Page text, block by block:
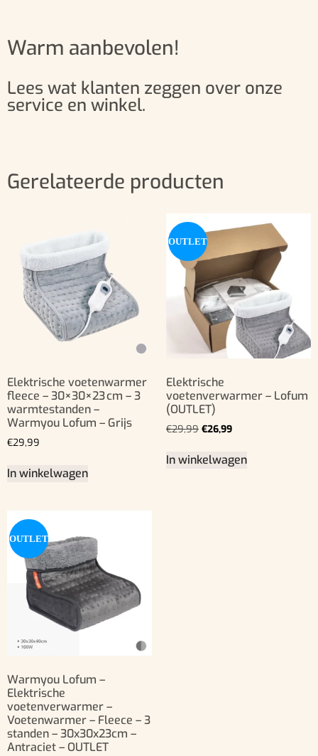
Warm aanbevolen!
Lees wat klanten zeggen over onze
service en winkel.
Gerelateerde producten
Elektrische voetenwarmer
fleece – 30×30×23 cm – 3
warmtestanden –
Warmyou Lofum – Grijs
€29,99
In winkelwagen
OUTLET
Elektrische
voetenverwarmer – Lofum
(OUTLET)
€29,99 €26,99
In winkelwagen
OUTLET
Warmyou Lofum –
Elektrische
voetenverwarmer –
Voetenwarmer – Fleece – 3
standen – 30x30x23cm –
Antraciet – OUTLET